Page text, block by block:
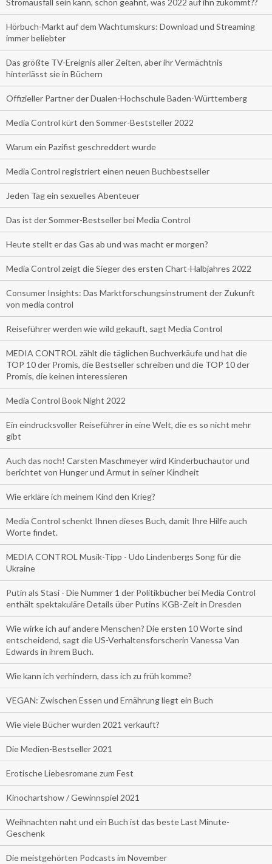
Stromausfall sein kann, schon geahnt, was 2022 auf ihn zukommt??
Hörbuch-Markt auf dem Wachtumskurs: Download und Streaming
immer beliebter
Das größte TV-Ereignis aller Zeiten, aber ihr Vermächtnis
hinterlässt sie in Büchern
Offizieller Partner der Dualen-Hochschule Baden-Württemberg
Media Control kürt den Sommer-Beststeller 2022
Warum ein Pazifist geschreddert wurde
Media Control registriert einen neuen Buchbestseller
Jeden Tag ein sexuelles Abenteuer
Das ist der Sommer-Bestseller bei Media Control
Heute stellt er das Gas ab und was macht er morgen?
Media Control zeigt die Sieger des ersten Chart-Halbjahres 2022
Consumer Insights: Das Marktforschungsinstrument der Zukunft
von media control
Reiseführer werden wie wild gekauft, sagt Media Control
MEDIA CONTROL zählt die täglichen Buchverkäufe und hat die
TOP 10 der Promis, die Bestseller schreiben und die TOP 10 der
Promis, die keinen interessieren
Media Control Book Night 2022
Ein eindrucksvoller Reiseführer in eine Welt, die es so nicht mehr
gibt
Auch das noch! Carsten Maschmeyer wird Kinderbuchautor und
berichtet von Hunger und Armut in seiner Kindheit
Wie erkläre ich meinem Kind den Krieg?
Media Control schenkt Ihnen dieses Buch, damit Ihre Hilfe auch
Worte findet.
MEDIA CONTROL Musik-Tipp - Udo Lindenbergs Song für die
Ukraine
Putin als Stasi - Die Nummer 1 der Politikbücher bei Media Control
enthält spektakuläre Details über Putins KGB-Zeit in Dresden
Wie wirke ich auf andere Menschen? Die ersten 10 Worte sind
entscheidend, sagt die US-Verhaltensforscherin Vanessa Van
Edwards in ihrem Buch.
Wie kann ich verhindern, dass ich zu früh komme?
VEGAN: Zwischen Essen und Ernährung liegt ein Buch
Wie viele Bücher wurden 2021 verkauft?
Die Medien-Bestseller 2021
Erotische Liebesromane zum Fest
Kinochartshow / Gewinnspiel 2021
Weihnachten naht und ein Buch ist das beste Last Minute-
Geschenk
Die meistgehörten Podcasts im November